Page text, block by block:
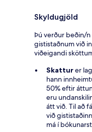
Skyldugjöld
Þú verður beðin/
gististaðnum við
viðeigandi
Skatturer
hann
50% eftir
eru
átt við. Til að
við
má í